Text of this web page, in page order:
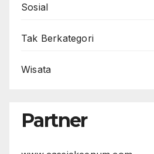
Sosial
Tak Berkategori
Wisata
Partner